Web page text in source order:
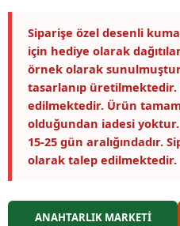
Siparişe özel desenli
için hediye olarak
örnek olarak
tasarlanıp üretilmektedir.
edilmektedir. Ürün
olduğundan iadesi
15-25 gün aralığındadır.
olarak talep edilmektedir.
ANAHTARLIK MARKETİ